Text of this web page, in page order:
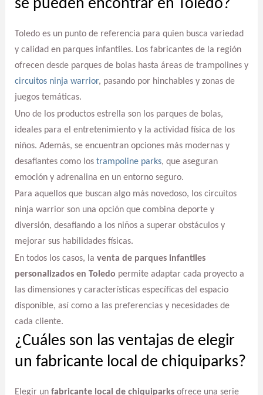
se pueden encontrar en Toledo?
Toledo es un punto de referencia para quien busca variedad
y calidad en parques infantiles. Los fabricantes de la región
ofrecen desde parques de bolas hasta áreas de trampolines y
circuitos ninja warrior, pasando por hinchables y zonas de
juegos temáticas.
Uno de los productos estrella son los parques de bolas,
ideales para el entretenimiento y la actividad física de los
niños. Además, se encuentran opciones más modernas y
desafiantes como los trampoline parks, que aseguran
emoción y adrenalina en un entorno seguro.
Para aquellos que buscan algo más novedoso, los circuitos
ninja warrior son una opción que combina deporte y
diversión, desafiando a los niños a superar obstáculos y
mejorar sus habilidades físicas.
En todos los casos, la venta de parques infantiles
personalizados en Toledo permite adaptar cada proyecto a
las dimensiones y características específicas del espacio
disponible, así como a las preferencias y necesidades de
cada cliente.
¿Cuáles son las ventajas de elegir
un fabricante local de chiquiparks?
Elegir un fabricante local de chiquiparksofrece una serie